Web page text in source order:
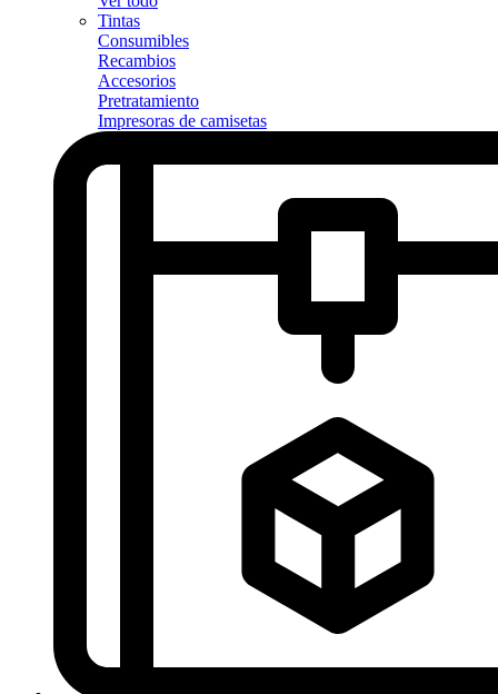
Tintas
Consumibles
Recambios
Accesorios
Pretratamiento
Impresoras de camisetas